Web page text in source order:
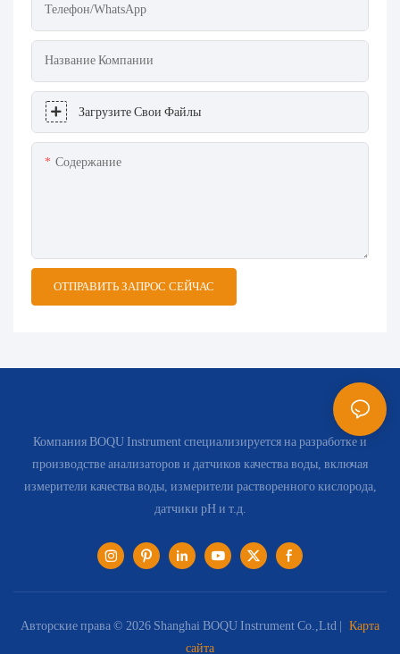
Телефон/WhatsApp
Название Компании
Загрузите Свои Файлы
Содержание
ОТПРАВИТЬ ЗАПРОС СЕЙЧАС
Компания BOQU Instrument специализируется на разработке и
производстве анализаторов и датчиков качества воды, включая
измерители качества воды, измерители растворенного кислорода,
датчики pH и т.д.
Авторские права © 2026 Shanghai BOQU Instrument Co.,Ltd | Карта
сайта